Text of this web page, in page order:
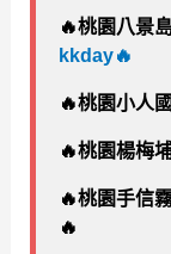
🔥桃園八景
kkday🔥
🔥桃園小人
🔥桃園楊梅
🔥桃園手信
🔥